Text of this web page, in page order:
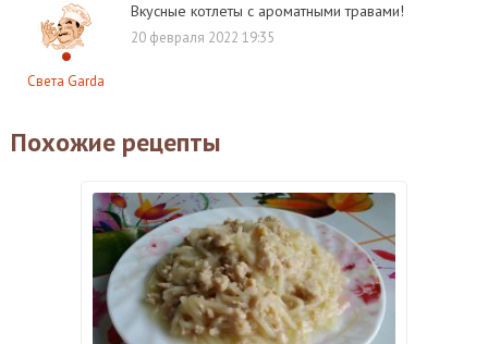
Света Garda
Вкусные котлеты с ароматными травами!
20 февраля 2022 19:35
Похожие рецепты